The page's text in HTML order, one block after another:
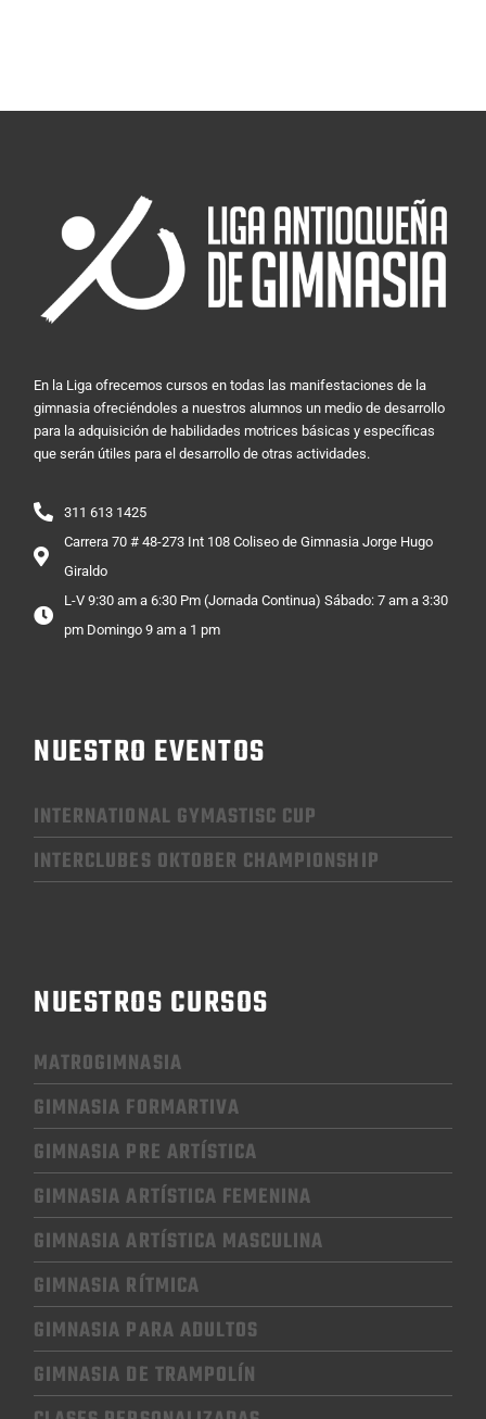
En la Liga ofrecemos cursos en todas las manifestaciones de la
gimnasia ofreciéndoles a nuestros alumnos un medio de desarrollo
para la adquisición de habilidades motrices básicas y específicas
que serán útiles para el desarrollo de otras actividades.
311 613 1425
Carrera 70 # 48-273 Int 108 Coliseo de Gimnasia Jorge Hugo
Giraldo
L-V 9:30 am a 6:30 Pm (Jornada Continua) Sábado: 7 am a 3:30
pm Domingo 9 am a 1 pm
NUESTRO EVENTOS
INTERNATIONAL GYMASTISC CUP
INTERCLUBES OKTOBER CHAMPIONSHIP
NUESTROS CURSOS
MATROGIMNASIA
GIMNASIA FORMARTIVA
GIMNASIA PRE ARTÍSTICA
GIMNASIA ARTÍSTICA FEMENINA
GIMNASIA ARTÍSTICA MASCULINA
GIMNASIA RÍTMICA
GIMNASIA PARA ADULTOS
GIMNASIA DE TRAMPOLÍN